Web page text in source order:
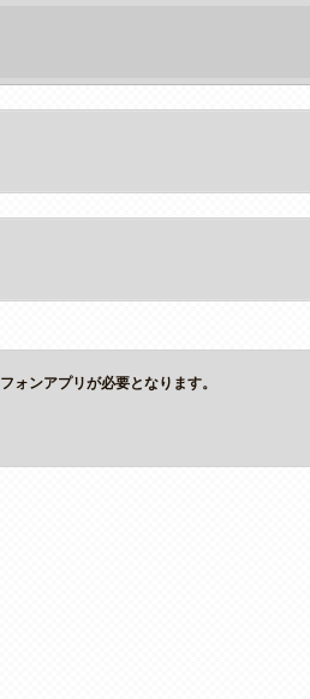
ォンアプリが必要となります。